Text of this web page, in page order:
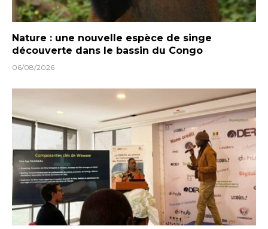
Nature : une nouvelle espèce de singe
découverte dans le bassin du Congo
06/08/2026